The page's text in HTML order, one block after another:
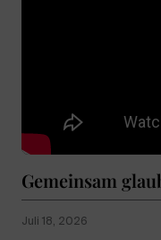
Gemeinsam
Juli 18, 2026